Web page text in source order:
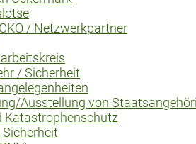
/ Netzwerkpartner
/ Sicherheit
Ausstellung von
Katastrophenschutz
Sicherheit